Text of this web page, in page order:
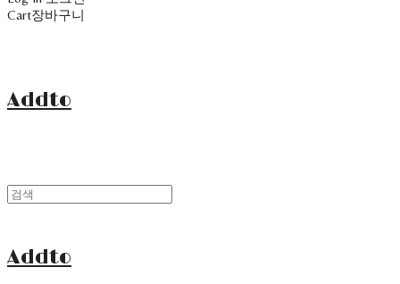
Cart장바구니
Addto
Addto